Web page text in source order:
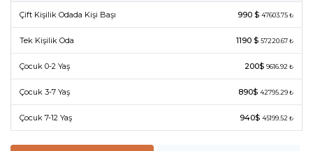
Çift Kişilik Odada Kişi Başı 990 $ 47603.75 ₺
Tek Kişilik Oda 1190 $ 57220.67 ₺
Çocuk 0-2 Yaş 200$ 9616.92 ₺
Çocuk 3-7 Yaş 890$ 42795.29 ₺
Çocuk 7-12 Yaş 940$ 45199.52 ₺